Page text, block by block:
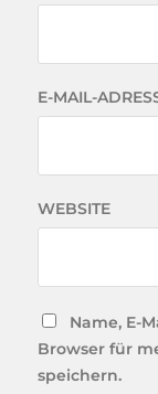
E-MAIL-
WEBSITE
Name, E-
Browser für
speichern.